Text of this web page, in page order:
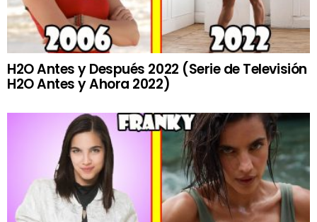
H2O Antes y Después 2022 (Serie de Televisión
H2O Antes y Ahora 2022)